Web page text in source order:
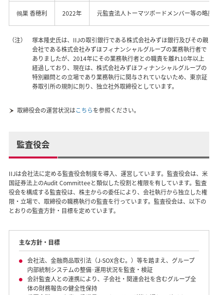
鵫巣 香穂利 2022年 元監査法人トーマツボードメンバー等の略歴
（注）
塚本隆史氏は、IIJの取引銀行である株式会社みずほ銀行及びその親
会社である株式会社みずほフィナンシャルグループの業務執行者で
ありましたが、2014年にその業務執行者との職責を離れ10年以上
経過しており、現在は、株式会社みずほフィナンシャルグループの
特別顧問との立場であり業務執行に関与されていないため、東京証
券取引所の規則に則り、独立社外取締役としています。
取締役会の運営状況はこちらを参照ください。
監査役会
IIJは会社法に定める監査役会制度を導入、運営しています。監査役会は、米
国証券法上のAudit Committeeと類似した役割と権限を有しています。監査
役会を構成する監査役は、株主からの委任により、会社執行から独立した権
限・立場で、取締役の職務執行の監査を行っています。監査役会は、以下の
とおりの監査方針・目標を定めています。
主な方針・目標
会社法、金融商品取引法（J-SOX含む。）等を踏まえ、グループ
内部統制システムの整備･運用状況を監査・検証
会計監査人との連携により、子会社・関連会社を含むグループ全
体の財務報告の健全性保持